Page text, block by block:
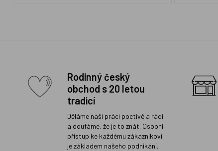
Rodinný český
obchod s 20 letou
tradicí
Děláme naši práci poctivě a rádi
a doufáme, že je to znát. Osobní
přístup ke každému zákazníkovi
je základem našeho podnikání.